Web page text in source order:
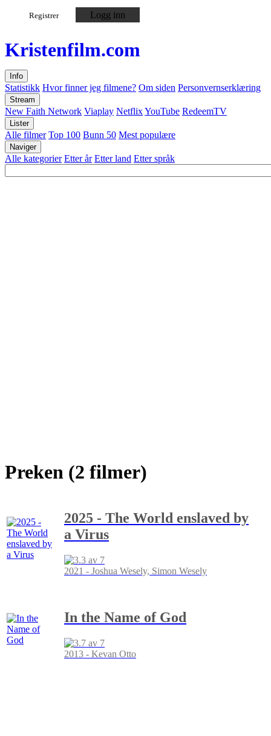
Registrer Logg inn
Kristenfilm.com
Info
Statistikk Hvor finner jeg filmene? Om siden Personvernserklæring
Stream
New Faith Network Viaplay NetflixYouTube RedeemTV
Lister
Alle filmer Top 100 Bunn 50 Mest populære
Naviger
Alle kategorier Etter år Etter land Etter språk
Preken (2 filmer)
2025 - The World enslaved by
a Virus
2021 - Joshua Wesely, Simon Wesely
In the Name of God
2013 - Kevan Otto